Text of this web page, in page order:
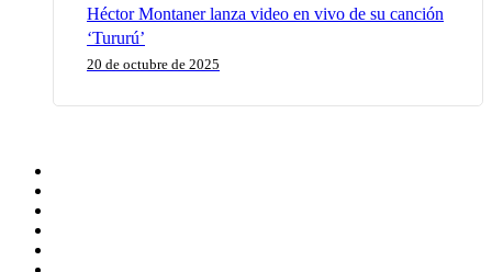
Héctor Montaner lanza video en vivo de su canción
‘Tururú’
20 de octubre de 2025